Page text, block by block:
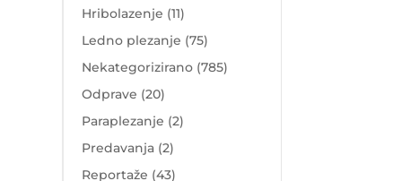
Hribolazenje (11)
Ledno plezanje (75)
Nekategorizirano(785)
Odprave (20)
Paraplezanje (2)
Predavanja(2)
Reportaže (43)